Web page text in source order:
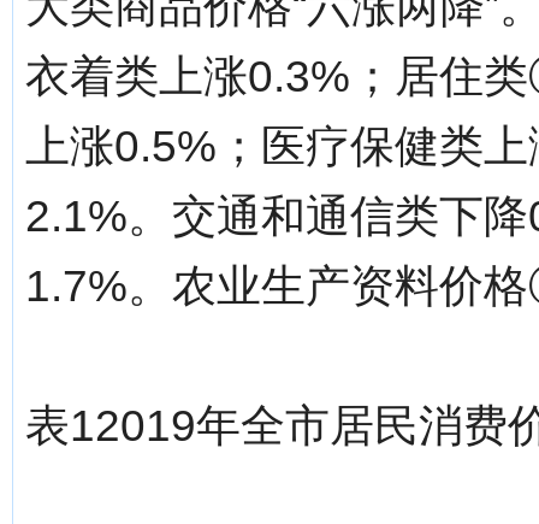
衣着类上涨0.3%；居住
上涨0.5%；医疗保健类
2.1%。交通和通信类下
1.7%。农业生产资料价
表12019年全市居民消费